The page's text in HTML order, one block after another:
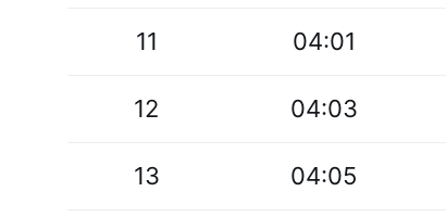
11 04:01
12 04:03
13 04:05